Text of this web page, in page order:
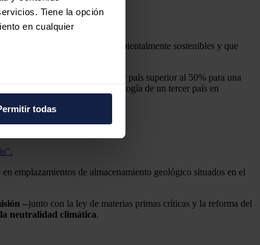
Tiene la opción
en cualquier
partners de
todas
proyectos sean seguros y ambientalmente sostenibles y que
una dependencia de un tercer país superior al 50% para una
de dependencia de cada tecnología de un tercer país en
en emplazamientos de almacenamiento geológico situados en el
--junto con la ley de materias primas críticas y la reforma del
neutralidad climática.